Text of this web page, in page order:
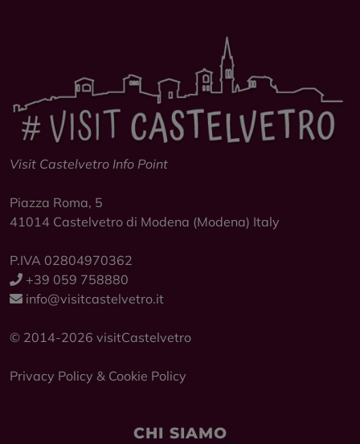
Visit Castelvetro Info Point
Piazza Roma, 5
41014 Castelvetro di Modena (Modena) Italy
P.IVA 02804970362
+39 059 758880
info@visitcastelvetro.it
© 2014-2026 visitCastelvetro
Privacy Policy & Cookie Policy
CHI SIAMO